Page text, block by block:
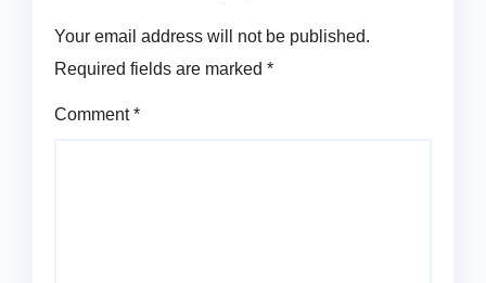
Your email address will not be published.
Required fields are marked *
Comment*